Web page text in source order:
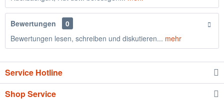
Bewertungen
0
Bewertungen lesen, schreiben und diskutieren... mehr
Service Hotline
Shop Service